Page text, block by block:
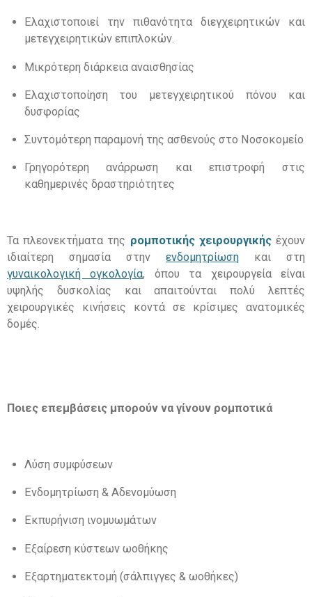
Ελαχιστοποιεί την πιθανότητα διεγχειρητικών και
μετεγχειρητικών επιπλοκών.
Μικρότερη διάρκεια αναισθησίας
Ελαχιστοποίηση του μετεγχειρητικού πόνου και
δυσφορίας
Συντομότερη παραμονή της ασθενούς στο Νοσοκομείο
Γρηγορότερη ανάρρωση και επιστροφή στις
καθημερινές δραστηριότητες
Τα πλεονεκτήματα της ρομποτικής χειρουργικήςέχουν
ιδιαίτερη σημασία στην ενδομητρίωση και στη
γυναικολογική ογκολογία, όπου τα χειρουργεία είναι
υψηλής δυσκολίας και απαιτούνται πολύ λεπτές
χειρουργικές κινήσεις κοντά σε κρίσιμες ανατομικές
δομές.
Ποιες επεμβάσεις μπορούν να γίνουν ρομποτικά
Λύση συμφύσεων
Ενδομητρίωση & Αδενομύωση
Εκπυρήνιση ινομυωμάτων
Εξαίρεση κύστεων ωοθήκης
Εξαρτηματεκτομή (σάλπιγγες & ωοθήκες)